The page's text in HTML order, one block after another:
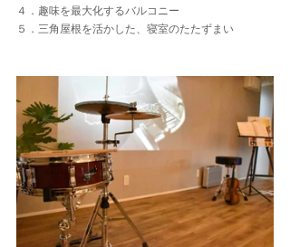
４．趣味を最大化するバルコニー
５．三角屋根を活かした、寝室のたたずまい